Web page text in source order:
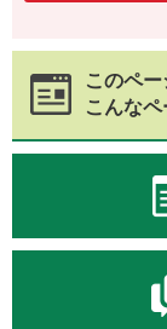
このペ
こんな